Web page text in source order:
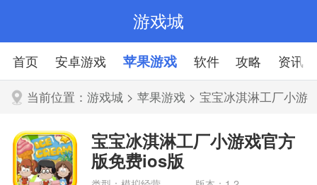
游戏城
首页 安卓游戏 苹果游戏 软件 攻略 资讯
当前位置：游戏城 >苹果游戏 > 宝宝冰淇淋工厂小游
戏官方版免费ios版宝宝冰淇淋工厂小游戏官方
版免费ios版